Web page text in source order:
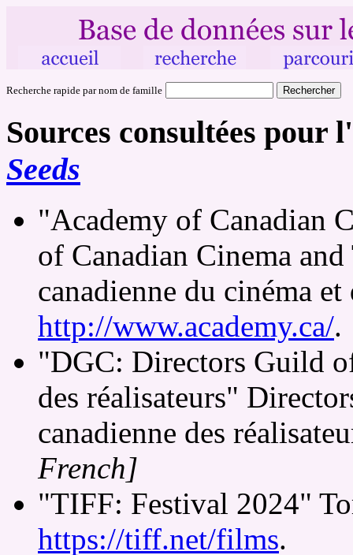
Recherche rapide par nom de famille
Sources consultées
Seeds
"Academy of Canadian
of Canadian Cinema
canadienne du cinéma
http://www.academy.ca/.
"DGC: Directors Guild
des réalisateurs"
canadienne des
French]
"TIFF: Festival 2024"
https://tiff.net/films.